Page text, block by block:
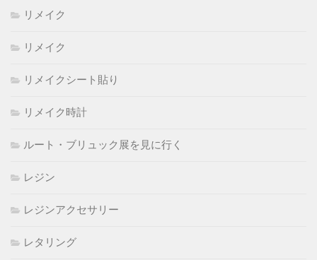
リメイク
リメイク
リメイクシート貼り
リメイク時計
ルート・ブリュック展を見に行く
レジン
レジンアクセサリー
レタリング